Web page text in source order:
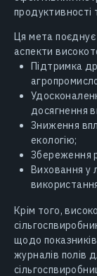
продуктивності
Ця мета поєднує
аспекти
Підтримка
досягнення
Зниження
екологію;
Збереження
Виховання у
Крім того,
щодо
журналів полів